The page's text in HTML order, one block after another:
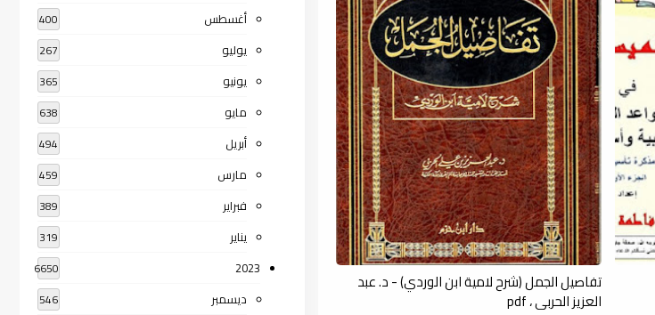
تفاصيل الجمل (شرح لامية ابن الوردي) - د. عبد
العزيز الحربي ، pdf
أغسطس 400
يوليو 267
يونيو 365
مايو 638
أبريل 494
مارس 459
فبراير 389
يناير 319
2023
6650
ديسمبر 546